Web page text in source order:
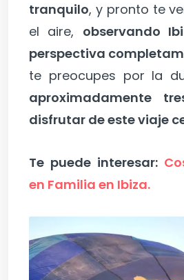
tranquilo, y pronto te
el aire, observando
perspectiva
te preocupes por la
aproximadamente
disfrutar de este viaje
Te puede interesar:
en Familia en Ibiza.